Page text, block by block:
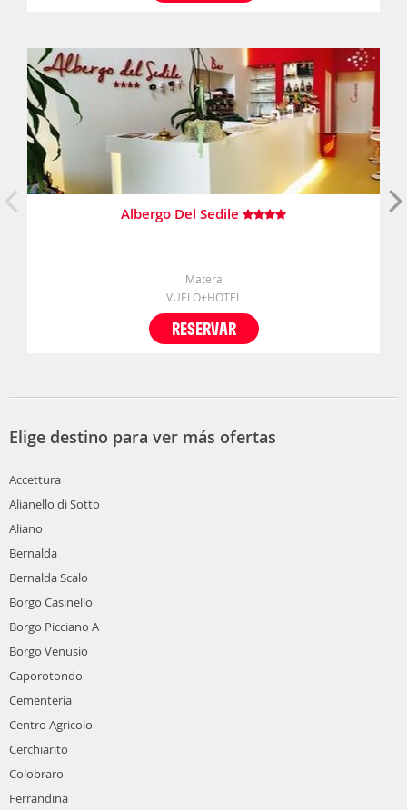
Albergo Del Sedile
Matera
VUELO+HOTEL
RESERVAR
Elige destino para ver más ofertas
Accettura
Alianello di Sotto
Aliano
Bernalda
Bernalda Scalo
Borgo Casinello
Borgo Picciano A
Borgo Venusio
Caporotondo
Cementeria
Centro Agricolo
Cerchiarito
Colobraro
Ferrandina